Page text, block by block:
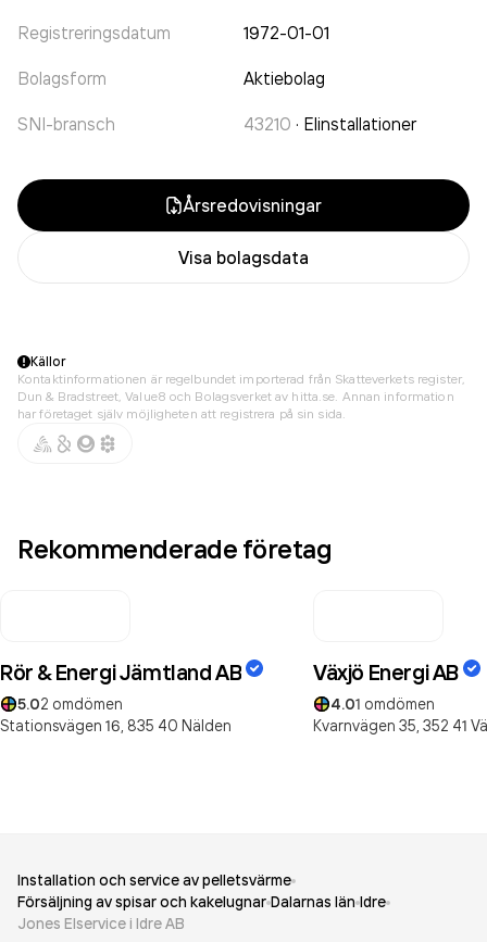
Registreringsdatum 1972-01-01
Bolagsform Aktiebolag
SNI-bransch 43210 · Elinstallationer
Årsredovisningar
Visa bolagsdata
Källor
Kontaktinformationen är regelbundet importerad från Skatteverkets register,
Dun & Bradstreet, Value8 och Bolagsverket av hitta.se. Annan information
har företaget själv möjligheten att registrera på sin sida.
Rekommenderade företag
Rör & Energi Jämtland AB
5.02 omdömen
Stationsvägen 16, 835 40 Nälden
Växjö Energi AB
4.01 omdömen
Kvarnvägen 35, 352 41
Installation och service av pelletsvärme
Försäljning av spisar och kakelugnar Dalarnas län Idre
Jones Elservice i Idre AB